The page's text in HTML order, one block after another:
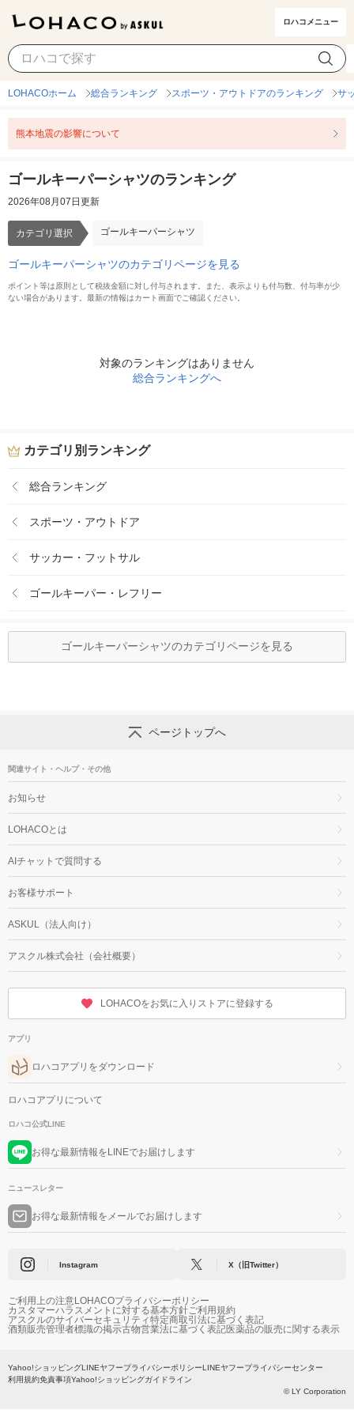
ロハコメニュー
ゴールキーパーシャツ カテゴリ選択
LOHACOホーム 総合ランキング スポーツ・アウトドアのランキング サ
熊本地震の影響について
ゴールキーパーシャツのランキング
2026年08月07日更新
カテゴリ選択 ゴールキーパーシャツ
ゴールキーパーシャツのカテゴリページを見る
ポイント等は原則として税抜金額に対し付与されます。また、表示よりも付与数、付与率が少
ない場合があります。最新の情報はカート画面でご確認ください。
対象のランキングはありません
総合ランキングへ
カテゴリ別ランキング
総合ランキング
スポーツ・アウトドア
サッカー・フットサル
ゴールキーパー・レフリー
ゴールキーパーシャツのカテゴリページを見る
ページトップへ
関連サイト・ヘルプ・その他
お知らせ
LOHACOとは
AIチャットで質問する
お客様サポート
ASKUL（法人向け）
アスクル株式会社（会社概要）
LOHACOをお気に入りストアに登録する
アプリ
ロハコアプリをダウンロード
ロハコアプリについて
ロハコ公式LINE
お得な最新情報をLINEでお届けします
ニュースレター
お得な最新情報をメールでお届けします
Instagram X（旧Twitter）
ご利用上の注意LOHACOプライバシーポリシー
カスタマーハラスメントに対する基本方針ご利用規約
アスクルのサイバーセキュリティ特定商取引法に基づく表記
酒類販売管理者標識の掲示古物営業法に基づく表記医薬品の販売に関する表示
Yahoo!ショッピングLINEヤフープライバシーポリシーLINEヤフープライバシーセンター
利用規約免責事項Yahoo!ショッピングガイドライン
© LY Corporation